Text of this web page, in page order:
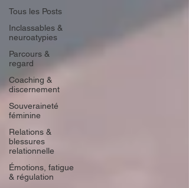
Tous les Posts
Inclassables &
neuroatypies
Parcours &
regard
Coaching &
discernement
Souveraineté
féminine
Relations &
blessures
relationnelle
Émotions, fatigue
& régulation